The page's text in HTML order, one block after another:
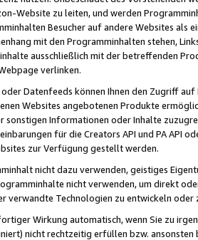
Website zu leiten, und werden
Besucher auf andere Websites als
mit den Programminhalten stehen,
ausschließlich mit der betreffenden
verlinken.
oder Datenfeeds können Ihnen den Zugriff
Websites angebotenen Produkte
sonstigen Informationen oder Inhalte
für die Creators API und PA API
zur Verfügung gestellt werden.
nicht dazu verwenden, geistiges
nicht verwenden, um direkt
verwandte Technologien zu entwickeln
Wirkung automatisch, wenn Sie zu
nicht rechtzeitig erfüllen bzw. ansonsten